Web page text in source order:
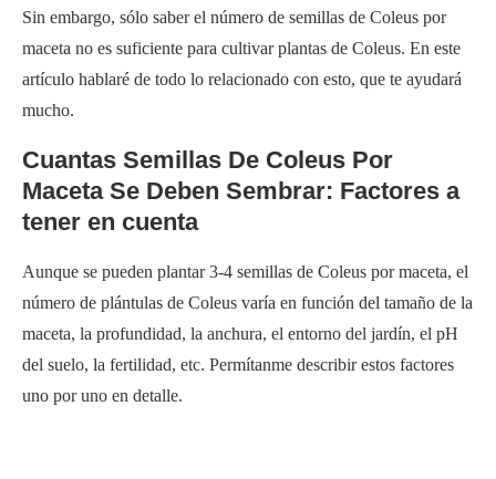
Sin embargo, sólo saber el número de semillas de Coleus por
maceta no es suficiente para cultivar plantas de Coleus. En este
artículo hablaré de todo lo relacionado con esto, que te ayudará
mucho.
Cuantas Semillas De Coleus Por
Maceta Se Deben Sembrar: Factores a
tener en cuenta
Aunque se pueden plantar 3-4 semillas de Coleus por maceta, el
número de plántulas de Coleus varía en función del tamaño de la
maceta, la profundidad, la anchura, el entorno del jardín, el pH
del suelo, la fertilidad, etc. Permítanme describir estos factores
uno por uno en detalle.